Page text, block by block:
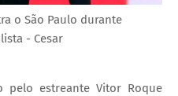
o São Paulo durante
- Cesar
pelo estreante Vitor Roque